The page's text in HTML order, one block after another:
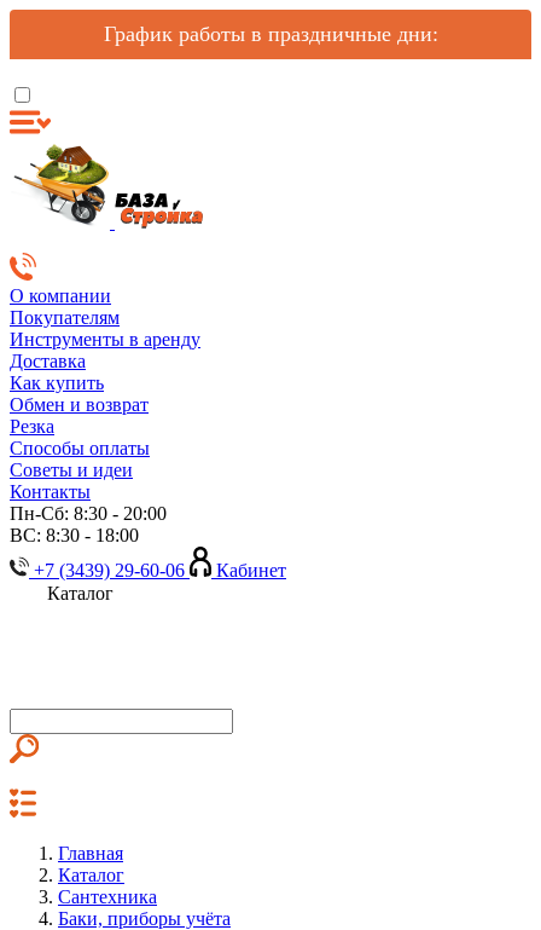
График работы в праздничные дни:
О компании
Покупателям
Инструменты в аренду
Доставка
Как купить
Обмен и возврат
Резка
Способы оплаты
Советы и идеи
Контакты
Пн-Сб: 8:30 - 20:00
ВС: 8:30 - 18:00
+7 (3439) 29-60-06
Кабинет
Каталог
Главная
Каталог
Сантехника
Баки, приборы учёта